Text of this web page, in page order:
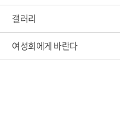
갤러리
여성회에게 바란다